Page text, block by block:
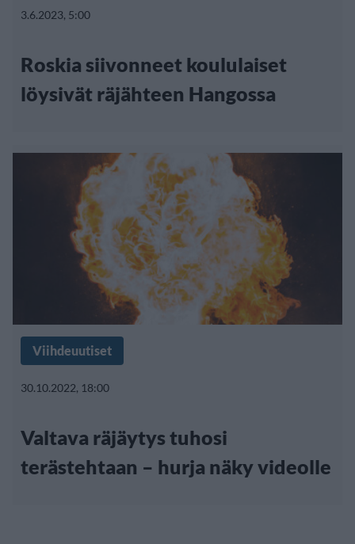
3.6.2023, 5:00
Roskia siivonneet koululaiset
löysivät räjähteen Hangossa
Viihdeuutiset
30.10.2022, 18:00
Valtava räjäytys tuhosi
terästehtaan – hurja näky videolle